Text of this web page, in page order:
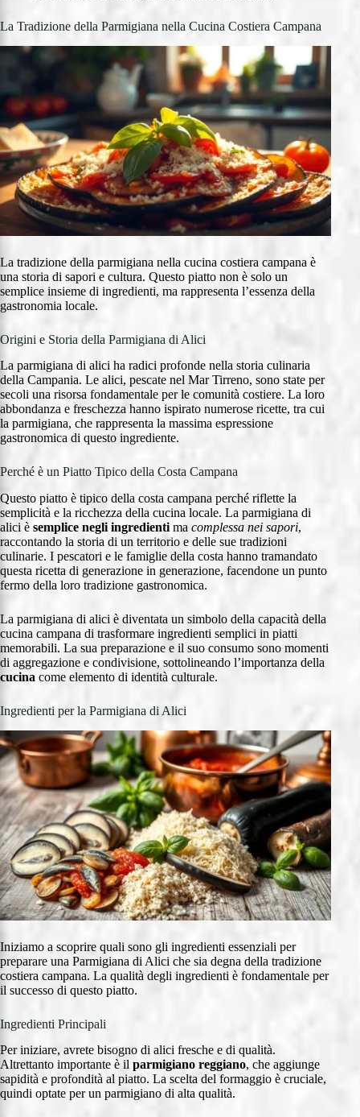
La Tradizione della Parmigiana nella Cucina Costiera Campana
La tradizione della parmigiana nella cucina costiera campana è
una storia di sapori e cultura. Questo piatto non è solo un
semplice insieme di ingredienti, ma rappresenta l’essenza della
gastronomia locale.
Origini e Storia della Parmigiana di Alici
La parmigiana di alici ha radici profonde nella storia culinaria
della Campania. Le alici, pescate nel Mar Tirreno, sono state per
secoli una risorsa fondamentale per le comunità costiere. La loro
abbondanza e freschezza hanno ispirato numerose ricette, tra cui
la parmigiana, che rappresenta la massima espressione
gastronomica di questo ingrediente.
Perché è un Piatto Tipico della Costa Campana
Questo piatto è tipico della costa campana perché riflette la
semplicità e la ricchezza della cucina locale. La parmigiana di
alici è semplice negli ingredienti ma complessa nei sapori,
raccontando la storia di un territorio e delle sue tradizioni
culinarie. I pescatori e le famiglie della costa hanno tramandato
questa ricetta di generazione in generazione, facendone un punto
fermo della loro tradizione gastronomica.
La parmigiana di alici è diventata un simbolo della capacità della
cucina campana di trasformare ingredienti semplici in piatti
memorabili. La sua preparazione e il suo consumo sono momenti
di aggregazione e condivisione, sottolineando l’importanza della
cucina come elemento di identità culturale.
Ingredienti per la Parmigiana di Alici
Iniziamo a scoprire quali sono gli ingredienti essenziali per
preparare una Parmigiana di Alici che sia degna della tradizione
costiera campana. La qualità degli ingredienti è fondamentale per
il successo di questo piatto.
Ingredienti Principali
Per iniziare, avrete bisogno di alici fresche e di qualità.
Altrettanto importante è il parmigiano reggiano, che aggiunge
sapidità e profondità al piatto. La scelta del formaggio è cruciale,
quindi optate per un parmigiano di alta qualità.